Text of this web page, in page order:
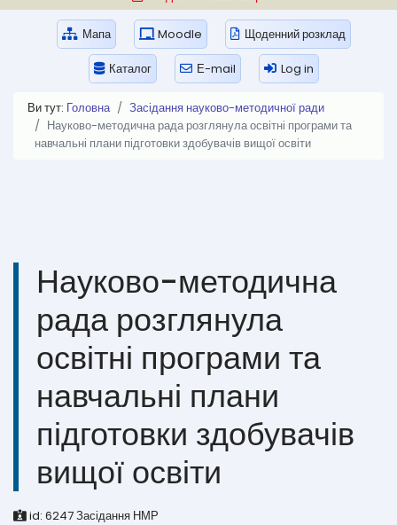
Мапа Moodle Щоденний розклад
Каталог Е-mail Log in
Ви тут: Головна
Засідання науково-методичної ради
Науково-методична рада розглянула освітні програми та
навчальні плани підготовки здобувачів вищої освіти
Науково-методична
рада розглянула
освітні програми та
навчальні плани
підготовки здобувачів
вищої освіти
id: 6247Засідання НМР